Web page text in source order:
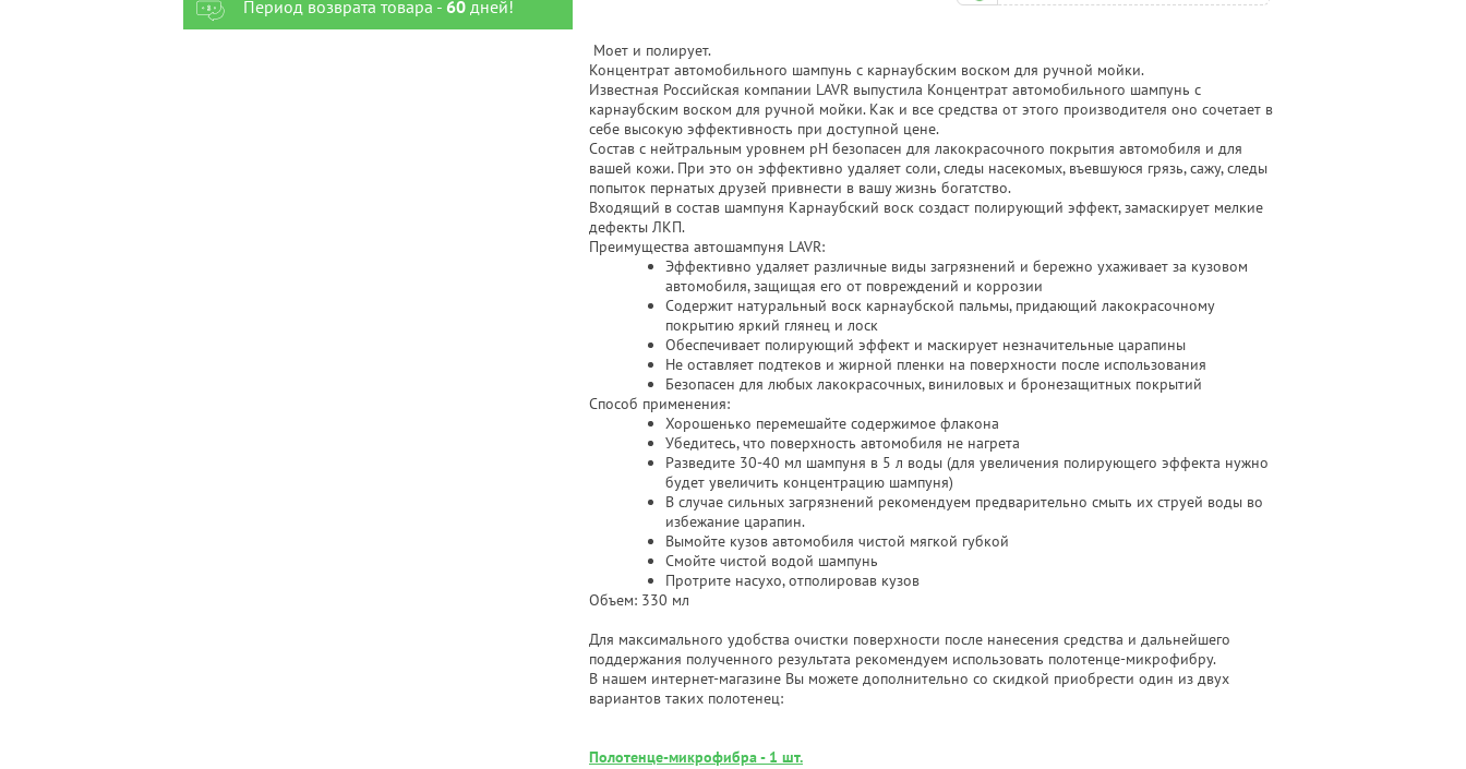
Период возврата товара - 60дней!
Моет и полирует.
Концентрат автомобильного шампунь с карнаубским воском для ручной мойки.
Известная Российская компании LAVR выпустила Концентрат автомобильного шампунь с
карнаубским воском для ручной мойки. Как и все средства от этого производителя оно сочетает в
себе высокую эффективность при доступной цене.
Состав с нейтральным уровнем pH безопасен для лакокрасочного покрытия автомобиля и для
вашей кожи. При это он эффективно удаляет соли, следы насекомых, въевшуюся грязь, сажу, следы
попыток пернатых друзей привнести в вашу жизнь богатство.
Входящий в состав шампуня Карнаубский воск создаст полирующий эффект, замаскирует мелкие
дефекты ЛКП.
Преимущества автошампуня LAVR:
Эффективно удаляет различные виды загрязнений и бережно ухаживает за кузовом
автомобиля, защищая его от повреждений и коррозии
Содержит натуральный воск карнаубской пальмы, придающий лакокрасочному
покрытию яркий глянец и лоск
Обеспечивает полирующий эффект и маскирует незначительные царапины
Не оставляет подтеков и жирной пленки на поверхности после использования
Безопасен для любых лакокрасочных, виниловых и бронезащитных покрытий
Способ применения:
Хорошенько перемешайте содержимое флакона
Убедитесь, что поверхность автомобиля не нагрета
Разведите 30-40 мл шампуня в 5 л воды (для увеличения полирующего эффекта нужно
будет увеличить концентрацию шампуня)
В случае сильных загрязнений рекомендуем предварительно смыть их струей воды во
избежание царапин.
Вымойте кузов автомобиля чистой мягкой губкой
Смойте чистой водой шампунь
Протрите насухо, отполировав кузов
Объем: 330 мл
Для максимального удобства очистки поверхности после нанесения средства и дальнейшего
поддержания полученного результата рекомендуем использовать полотенце-микрофибру.
В нашем интернет-магазине Вы можете дополнительно со скидкой приобрести один из двух
вариантов таких полотенец:
Полотенце-микрофибра - 1 шт.